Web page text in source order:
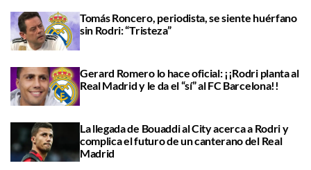
Tomás Roncero, periodista, se siente huérfano
sin Rodri: “Tristeza”
Gerard Romero lo hace oficial: ¡¡Rodri planta al
Real Madrid y le da el “sí” al FC Barcelona!!
La llegada de Bouaddi al City acerca a Rodri y
complica el futuro de un canterano del Real
Madrid